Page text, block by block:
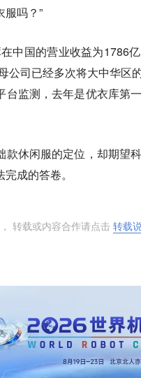
服吗？”
中国的营业收益为1786
公司已经多次将大中华区
台监测，去年是优衣库第
款休闲服的定位，却期望
成的答卷。
转载或内容合作请点击转载